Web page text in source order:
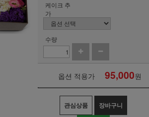
케이크 추
가
수량
옵션 적용가 95,000원
관심상품 장바구니